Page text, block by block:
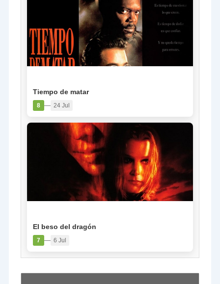
Tiempo de matar
8 — 24 Jul
El beso del dragón
7 — 6 Jul